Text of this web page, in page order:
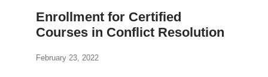
Enrollment for Certified
Courses in Conflict Resolution
February 23, 2022